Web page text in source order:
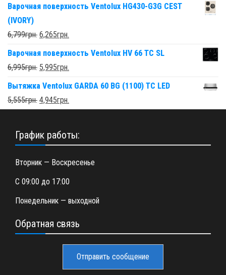
Варочная поверхность Ventolux HG430-G3G CEST
(IVORY)
6,799грн. 6,265грн.
Варочная поверхность Ventolux HV 66 TC SL
6,995грн. 5,995грн.
Вытяжка Ventolux GARDA 60 BG (1100) TC LED
5,555грн. 4,945грн.
График работы:
Вторник — Воскресенье
С 09:00 до 17:00
Понедельник — выходной
Обратная связь
Отправить сообщение